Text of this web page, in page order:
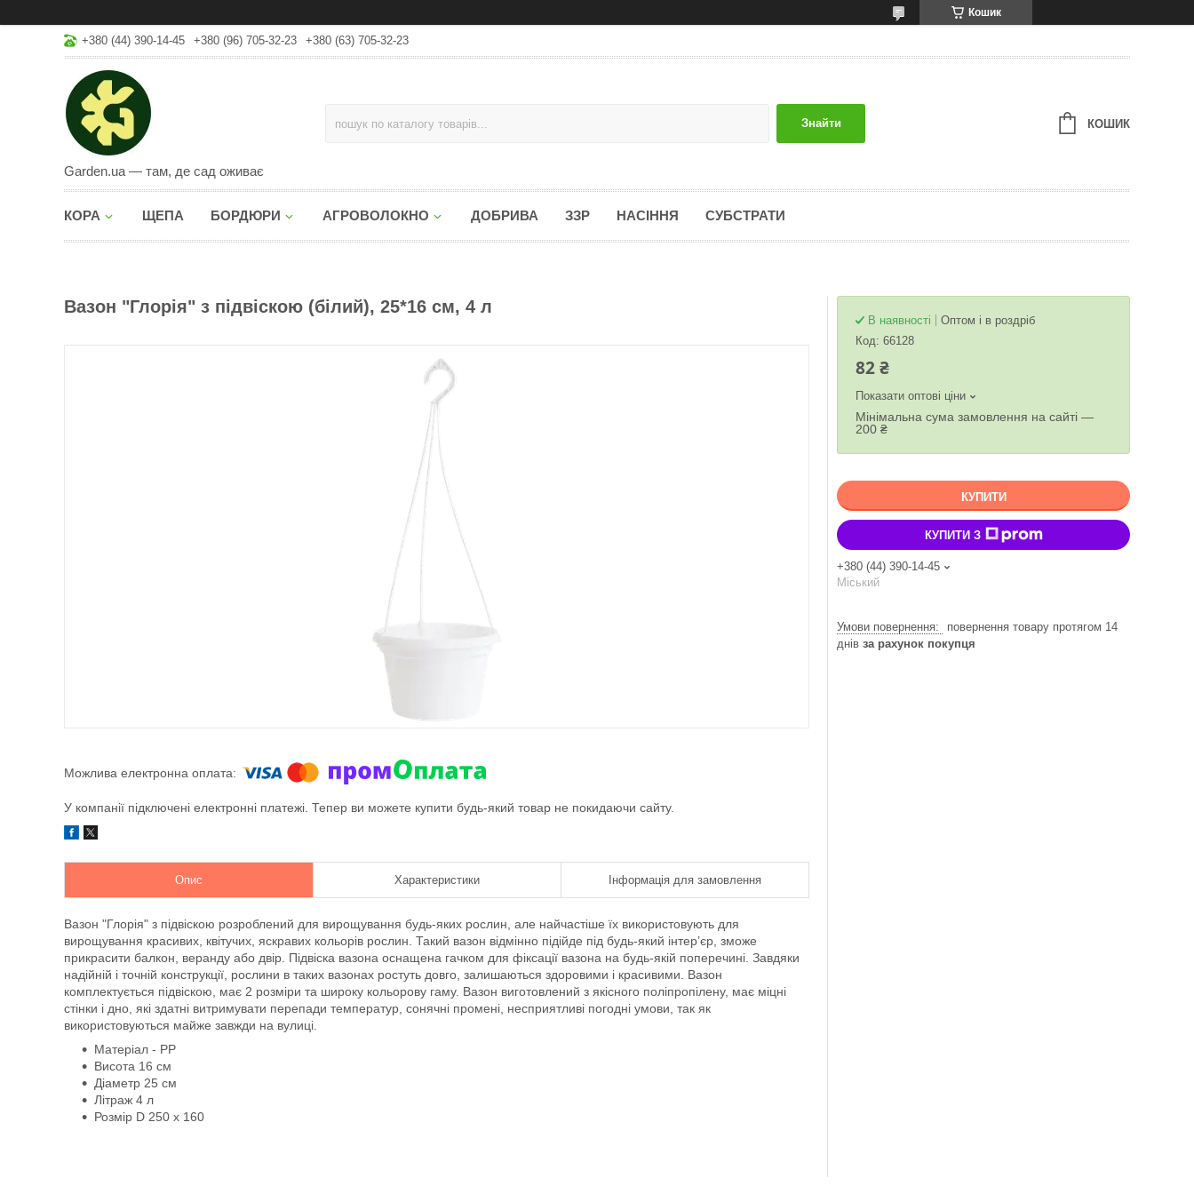
Кошик
+380 (44) 390-14-45 +380 (96) 705-32-23 +380 (63) 705-32-23
Garden.ua — там, де сад оживає
Знайти КОШИК
КОРА ЩЕПА БОРДЮРИ АГРОВОЛОКНО ДОБРИВА ЗЗР НАСІННЯ СУБСТРАТИ
Вазон "Глорія" з підвіскою (білий), 25*16 см, 4 л
У компанії підключені електронні платежі. Тепер ви можете купити будь-який товар не покидаючи сайту.
Опис Характеристики Інформація для замовлення
Вазон "Глорія" з підвіскою розроблений для вирощування будь-яких рослин, але найчастіше їх використовують для
вирощування красивих, квітучих, яскравих кольорів рослин. Такий вазон відмінно підійде під будь-який інтер’єр, зможе
прикрасити балкон, веранду або двір. Підвіска вазона оснащена гачком для фіксації вазона на будь-якій поперечині. Завдяки
надійній і точній конструкції, рослини в таких вазонах ростуть довго, залишаються здоровими і красивими. Вазон
комплектується підвіскою, має 2 розміри та широку кольорову гаму. Вазон виготовлений з якісного поліпропілену, має міцні
стінки і дно, які здатні витримувати перепади температур, сонячні промені, несприятливі погодні умови, так як
використовуються майже завжди на вулиці.
Матеріал - PP
Висота 16 см
Діаметр 25 см
Літраж 4 л
Розмір D 250 x 160
В наявності
Оптом і в роздріб
Код: 66128
82 ₴
Показати оптові ціни
Мінімальна сума замовлення на сайті —
200 ₴
КУПИТИ
КУПИТИ З
+380 (44) 390-14-45
Міський
повернення товару протягом 14
днів за рахунок покупця